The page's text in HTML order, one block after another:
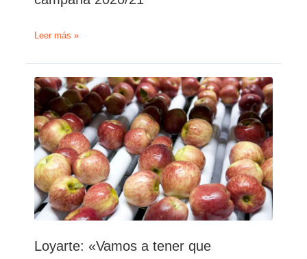
Se
que
las
exportaciones
de
naranjas
disminuyan
un
10%
en
la
campaña
2020/21
Leer más »
Loyarte: «Vamos a tener que